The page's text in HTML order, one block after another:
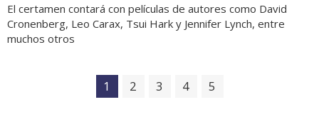
El certamen contará con películas de autores como David
Cronenberg, Leo Carax, Tsui Hark y Jennifer Lynch, entre
muchos otros
1 2 3 4 5